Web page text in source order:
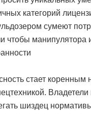
категорий
сумеют
чтобы манипулятора
стает коренным
Владетели
шиздец